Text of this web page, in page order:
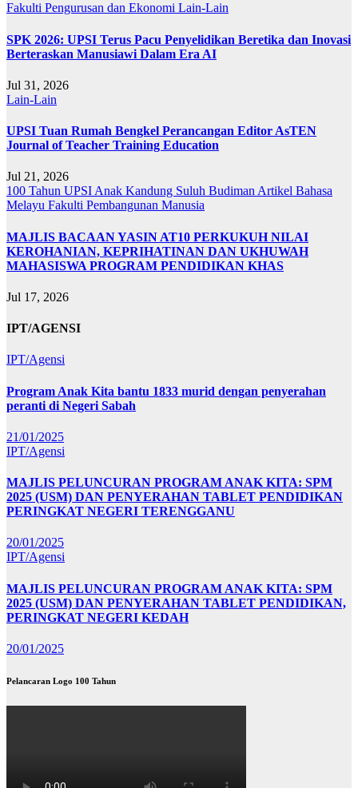
Fakulti Pengurusan dan Ekonomi Lain-Lain
SPK 2026: UPSI Terus Pacu Penyelidikan Beretika dan Inovasi
Berteraskan Manusiawi Dalam Era AI
Jul 31, 2026
Lain-Lain
UPSI Tuan Rumah Bengkel Perancangan Editor AsTEN
Journal of Teacher Training Education
Jul 21, 2026
100 Tahun UPSI Anak Kandung Suluh Budiman Artikel Bahasa
Melayu Fakulti Pembangunan Manusia
MAJLIS BACAAN YASIN AT10 PERKUKUH NILAI
KEROHANIAN, KEPRIHATINAN DAN UKHUWAH
MAHASISWA PROGRAM PENDIDIKAN KHAS
Jul 17, 2026
IPT/AGENSI
IPT/Agensi
Program Anak Kita bantu 1833 murid dengan penyerahan
peranti di Negeri Sabah
21/01/2025
IPT/Agensi
MAJLIS PELUNCURAN PROGRAM ANAK KITA: SPM
2025 (USM) DAN PENYERAHAN TABLET PENDIDIKAN
PERINGKAT NEGERI TERENGGANU
20/01/2025
IPT/Agensi
MAJLIS PELUNCURAN PROGRAM ANAK KITA: SPM
2025 (USM) DAN PENYERAHAN TABLET PENDIDIKAN,
PERINGKAT NEGERI KEDAH
20/01/2025
Pelancaran Logo 100 Tahun